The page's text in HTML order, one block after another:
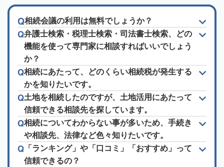
相続会議の利用は無料でしょうか？
弁護士検索・税理士検索・司法書士検索、どの
機能を使って専門家に相談すればいいでしょう
か？
相続にあたって、どのくらい相続税が発生する
かを知りたいです。
土地を相続したのですが、土地活用にあたって
信頼できる相談先を探しています。
相続についてわからない事が多いため、手続き
や相談先、法律など色々知りたいです。
「ランキング」や「口コミ」「おすすめ」って
信頼できるの？